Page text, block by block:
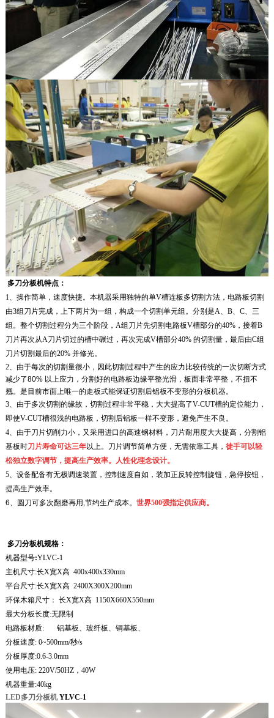
多刀分板机特点：
1、操作简单，速度快捷。本机器采用独特的单V槽连板多切割方法，电路板切割
由3组刀片完成，上下两片为一组，构成一个切割单元组。分别是A、 B、 C、三
组。整个切割过程分为三个阶段， A组刀片先切割电路板V槽部分的40%，接着B
刀片再次从A刀片切过的槽中碾过，再次完成V槽部分40% 的切割量，最后由C组
刀片切割最后的20% 并修光。
2、由于每次的切割量很小，因此切割过程中产生的应力比较传统的一次切断方式
减少了80% 以上应力，分割好的电路板边缘平整光滑，板面非常平整，不扭不
翘。是目前市面上唯一的走板式能保证切割后铝板不变形的分板机器。
3、由于多次切割的缘故，切割过程非常平稳，大大提高了V-CUT槽的定位能力，
即使V-CUT槽很浅的电路板，切割后铝板一样不变形，避免产生不良。
4、由于刀片切削力小，又采用进口的高速钢材料，刀片耐用度大大提高，分割铝
基板时刀片寿命可达三年以上。刀片调节简单方便，无需依靠工具， 徒手可以轻
松独立数字调节，提高生产效率。人性化理念设计。
5、设备配备有无极调速装置，控制速度自如，装加正反转控制旋钮，急停按钮，
提高生产效率。
6、 圆刀可多次翻磨再用,节约生产成本。 世界500强指定供应商。
多刀分板机规格：
机器型号:YLVC-1
主机尺寸:长X宽X高400x400x330mm
平台尺寸:长X宽X高2400X300X200mm
环保木箱尺寸： 长X宽X高1150X660X550mm
最大分板长度:无限制
电路板材质: 铝基板、玻纤板、铜基板、
分板速度: 0~500mm/秒/s
分板厚度:0.6-3.0mm
使用电压: 220V/50HZ， 40W
机器重量:40kg
LED多刀分板机YLVC-1